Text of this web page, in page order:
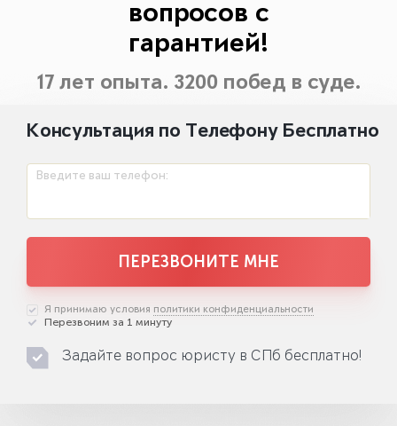
вопросов с
гарантией!
17 лет опыта. 3200 побед в суде.
Консультация по Телефону Бесплатно
Введите ваш телефон:
ПЕРЕЗВОНИТЕ МНЕ
Я принимаю условия политики конфиденциальности
Перезвоним за 1 минуту
Задайте вопрос юристу в СПб бесплатно!